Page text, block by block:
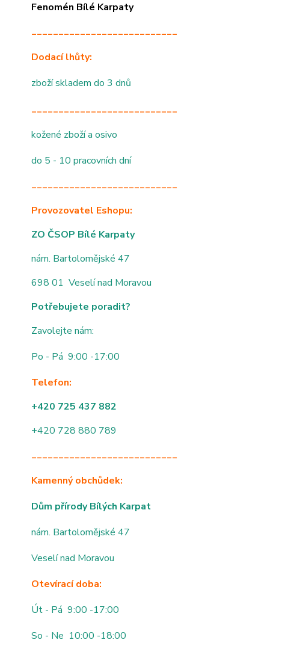
Fenomén Bílé Karpaty
___________________________
Dodací lhůty:
zboží skladem do 3 dnů
___________________________
kožené zboží a osivo
do 5 - 10 pracovních dní
___________________________
Provozovatel Eshopu:
ZO ČSOP Bílé Karpaty
nám. Bartolomějské 47
698 01 Veselí nad Moravou
Potřebujete poradit?
Zavolejte nám:
Po - Pá 9:00 -17:00
Telefon:
+420 725 437 882
+420 728 880 789
___________________________
Kamenný obchůdek:
Dům přírody Bílých Karpat
nám. Bartolomějské 47
Veselí nad Moravou
Otevírací doba:
Út - Pá 9:00 -17:00
So - Ne 10:00 -18:00